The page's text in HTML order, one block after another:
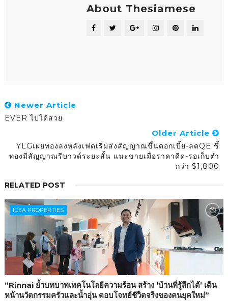
About Thesiamese
Newer Article
EVER ไปได้สวย
Older Article
YLGเผยทองลงหลังเฟดเริ่มส่งสัญญาณขึ้นดอกเบี้ย-ลดQE ชี้
ทองมีสัญญาณรีบาวด์ระยะสั้น แนะขายเมื่อราคาดีด-รอเก็บต่ำ
กว่า $1,800
RELATED POST
IDEA PROPERTIES
“Rinnai ย้ำบทบาทเทคโนโลยีความร้อน สร้าง ‘บ้านที่รู้สึกได้’ เดิน
หน้านวัตกรรมครัวและน้ำอุ่น ตอบโจทย์ชีวิตจริงของคนยุคใหม่”